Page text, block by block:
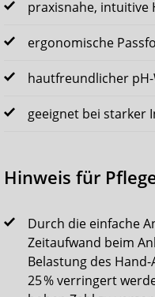
praxisnahe, intuitive
ergonomische
hautfreundlicher
geeignet bei starker
Hinweis für
Durch die einfache
Zeitaufwand beim
Belastung des
25 % verringert